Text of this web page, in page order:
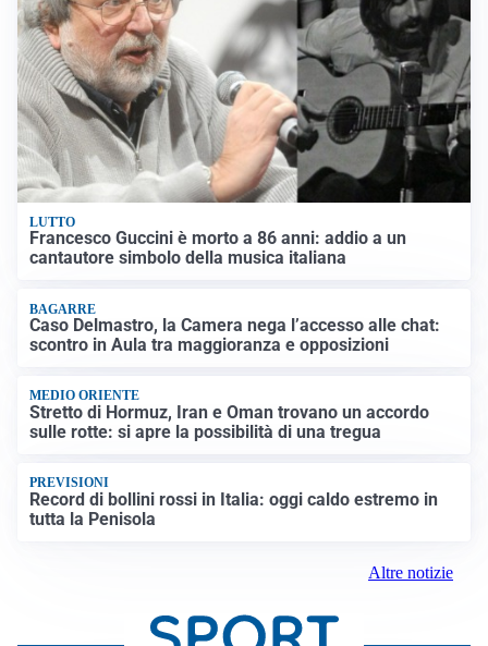
LUTTO
Francesco Guccini è morto a 86 anni: addio a un
cantautore simbolo della musica italiana
BAGARRE
Caso Delmastro, la Camera nega l’accesso alle chat:
scontro in Aula tra maggioranza e opposizioni
MEDIO ORIENTE
Stretto di Hormuz, Iran e Oman trovano un accordo
sulle rotte: si apre la possibilità di una tregua
PREVISIONI
Record di bollini rossi in Italia: oggi caldo estremo in
tutta la Penisola
Altre notizie